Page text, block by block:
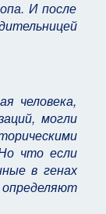
И после
человека,
могли
что если
в генах